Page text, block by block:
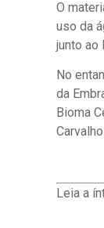
O
uso da
junto ao
No
da
Bioma
Carvalho.
Leia a